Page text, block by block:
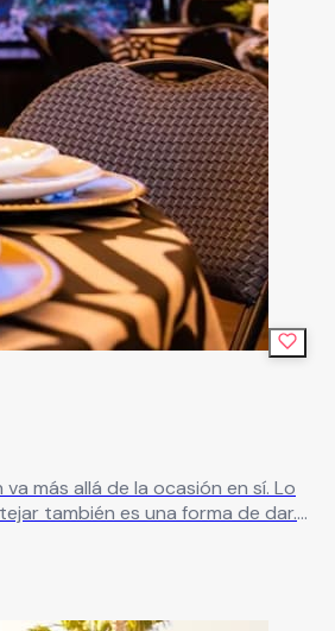
más allá de la ocasión en sí. Lo
también es una forma de dar.